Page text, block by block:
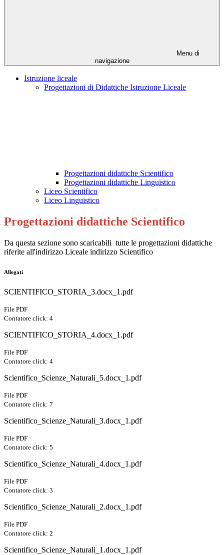
Menu di
navigazione
Istruzione liceale
Progettazioni di Didattiche Istruzione Liceale
Progettazioni didattiche Scientifico
Progettazioni didattiche Linguistico
Liceo Scientifico
Liceo Linguistico
Progettazioni didattiche Scientifico
Da questa sezione sono scaricabili tutte le progettazioni didattiche
riferite all'indirizzo Liceale indirizzo Scientifico
Allegati
SCIENTIFICO_STORIA_3.docx_1.pdf
File PDF
Contatore click: 4
SCIENTIFICO_STORIA_4.docx_1.pdf
File PDF
Contatore click: 4
Scientifico_Scienze_Naturali_5.docx_1.pdf
File PDF
Contatore click: 7
Scientifico_Scienze_Naturali_3.docx_1.pdf
File PDF
Contatore click: 5
Scientifico_Scienze_Naturali_4.docx_1.pdf
File PDF
Contatore click: 3
Scientifico_Scienze_Naturali_2.docx_1.pdf
File PDF
Contatore click: 2
Scientifico_Scienze_Naturali_1.docx_1.pdf